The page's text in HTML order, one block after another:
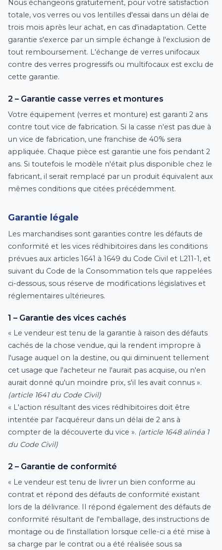
Nous échangeons gratuitement, pour votre satisfaction
totale, vos verres ou vos lentilles d'essai dans un délai de
trois mois après leur achat, en cas d'inadaptation. Cette
garantie s'exerce par un simple échange à l'exclusion de
tout remboursement. L'échange de verres unifocaux
contre des verres progressifs ou multifocaux est exclu de
cette garantie.
2 – Garantie casse verres et montures
Votre équipement (verres et monture) est garanti 2 ans
contre tout vice de fabrication. Si la casse n'est pas due à
un vice de fabrication, une franchise de 40% sera
appliquée. Chaque pièce est garantie une fois pendant 2
ans. Si toutefois le modèle n'était plus disponible chez le
fabricant, il serait remplacé par un produit équivalent aux
mêmes conditions que citées précédemment.
Garantie légale
Les marchandises sont garanties contre les défauts de
conformité et les vices rédhibitoires dans les conditions
prévues aux articles 1641 à 1649 du Code Civil et L211-1, et
suivant du Code de la Consommation tels que rappelées
ci-dessous, sous réserve de modifications législatives et
réglementaires ultérieures.
1 – Garantie des vices cachés
« Le vendeur est tenu de la garantie à raison des défauts
cachés de la chose vendue, qui la rendent impropre à
l'usage auquel on la destine, ou qui diminuent tellement
cet usage que l'acheteur ne l'aurait pas acquise, ou n'en
aurait donné qu'un moindre prix, s'il les avait connus ».
(article 1641 du Code Civil)
« L'action résultant des vices rédhibitoires doit être
intentée par l'acquéreur dans un délai de 2 ans à
compter de la découverte du vice ». (article 1648 alinéa 1
du Code Civil)
2 – Garantie de conformité
« Le vendeur est tenu de livrer un bien conforme au
contrat et répond des défauts de conformité existant
lors de la délivrance. Il répond également des défauts de
conformité résultant de l'emballage, des instructions de
montage ou de l'installation lorsque celle-ci a été mise à
sa charge par le contrat ou a été réalisée sous sa